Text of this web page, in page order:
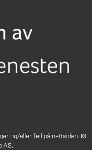
og/eller feil på nettsiden. ©
AS.